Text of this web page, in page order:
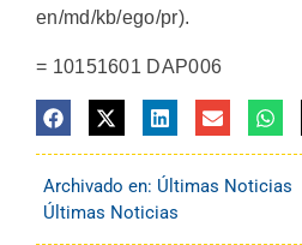
en/md/kb/ego/pr).
= 10151601 DAP006
Archivado en: Últimas Noticias
Últimas Noticias